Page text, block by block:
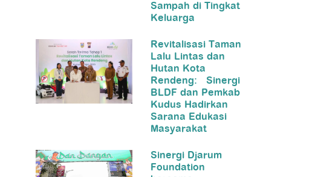
Sampah di Tingkat
Keluarga
Revitalisasi Taman
Lalu Lintas dan
Hutan Kota
Rendeng: Sinergi
BLDF dan Pemkab
Kudus Hadirkan
Sarana Edukasi
Masyarakat
Sinergi Djarum
Foundation